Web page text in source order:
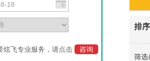
炫飞专业服务，请点击 咨询
排
筛